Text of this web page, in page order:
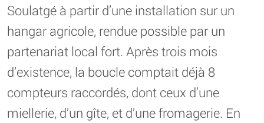
Soulatgé à partir d’une installation sur un
hangar agricole, rendue possible par un
partenariat local fort. Après trois mois
d’existence, la boucle comptait déjà 8
compteurs raccordés, dont ceux d’une
miellerie, d’un gîte, et d’une fromagerie. En